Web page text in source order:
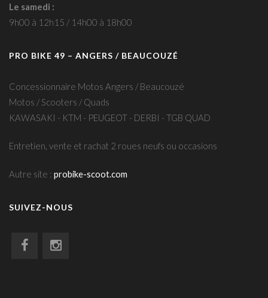
Le samedi :
9h00 à 12h15 / 14h00 à 18h00
PRO BIKE 49 – ANGERS / BEAUCOUZÉ
Concessionnaire Motos Angers / Beaucouzé
Motos / Scooters / Quads
KAWASAKI - KTM - PEUGEOT - DERBI - TGB QUAD
Entretien, vente et rachat 2 roues neufs ou occasions
Autre site : probike-scoot.com
SUIVEZ-NOUS